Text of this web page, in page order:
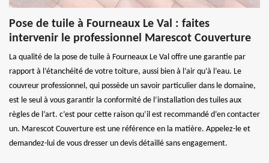
Pose de tuile à Fourneaux Le Val : faites
intervenir le professionnel Marescot Couverture
La qualité de la pose de tuile à Fourneaux Le Val offre une garantie par
rapport à l’étanchéité de votre toiture, aussi bien à l’air qu’à l’eau. Le
couvreur professionnel, qui possède un savoir particulier dans le domaine,
est le seul à vous garantir la conformité de l’installation des tuiles aux
règles de l’art. c’est pour cette raison qu’il est recommandé d’en contacter
un. Marescot Couverture est une référence en la matière. Appelez-le et
demandez-lui de vous dresser un devis détaillé sans engagement.